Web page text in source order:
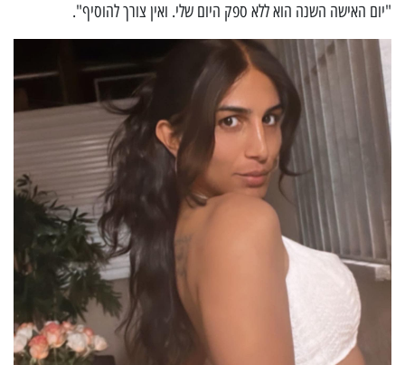
"יום האישה השנה הוא ללא ספק היום שלי. ואין צורך להוסיף".